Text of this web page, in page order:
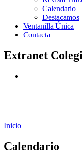
Calendario
Destacamos
Ventanilla Única
Contacta
Extranet
Inicio
Calendario